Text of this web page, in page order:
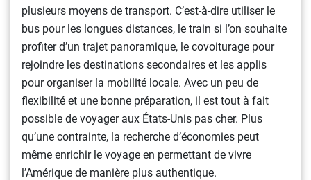
plusieurs moyens de transport. C’est-à-dire utiliser le
bus pour les longues distances, le train si l’on souhaite
profiter d’un trajet panoramique, le covoiturage pour
rejoindre les destinations secondaires et les applis
pour organiser la mobilité locale. Avec un peu de
flexibilité et une bonne préparation, il est tout à fait
possible de voyager aux États-Unis pas cher. Plus
qu’une contrainte, la recherche d’économies peut
même enrichir le voyage en permettant de vivre
l’Amérique de manière plus authentique.